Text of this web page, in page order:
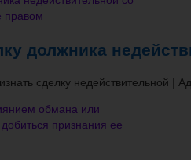
должника
сделку недействительной |